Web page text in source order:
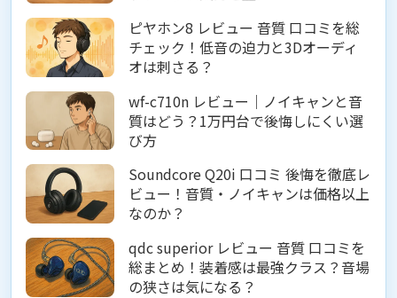
ピヤホン8 レビュー 音質 口コミを総
チェック！低音の迫力と3Dオーディ
オは刺さる？
wf-c710n レビュー｜ノイキャンと音
質はどう？1万円台で後悔しにくい選
び方
Soundcore Q20i 口コミ 後悔を徹底レ
ビュー！音質・ノイキャンは価格以上
なのか？
qdc superior レビュー 音質 口コミを
総まとめ！装着感は最強クラス？音場
の狭さは気になる？